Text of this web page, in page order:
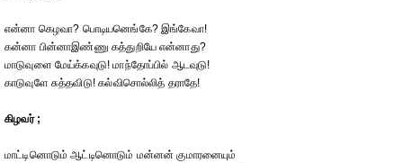
என்னா கெழவா? பொடியனெங்கே? இங்கேவா!
கன்னா பின்னாஇண்ணு கத்துறியே என்னாது?
மாடுவுளை மேய்க்கவுடு! மாந்தோப்பில் ஆடவுடு!
காடுவுளே சுத்தவிடு! கல்விசொல்லித் தராதே!
கிழவர் ;
மாட்டினொடும் ஆட்டினொடும் மன்னன் குமாரனையும்